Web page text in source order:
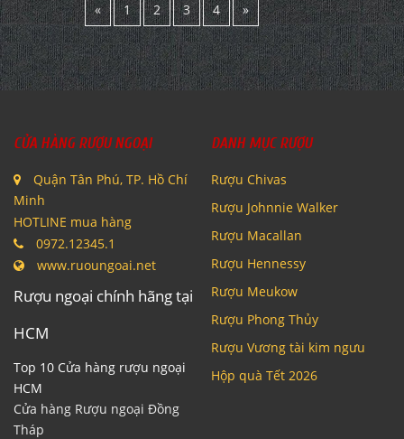
« 1 2 3 4 »
CỬA HÀNG RƯỢU NGOẠI
Quận Tân Phú, TP. Hồ Chí
Minh
HOTLINE mua hàng
0972.12345.1
www.ruoungoai.net
Rượu ngoại chính hãng tại
HCM
Top 10 Cửa hàng rượu ngoại
HCM
Cửa hàng Rượu ngoại Đồng
Tháp
DANH MỤC RƯỢU
Rượu Chivas
Rượu Johnnie Walker
Rượu Macallan
Rượu Hennessy
Rượu Meukow
Rượu Phong Thủy
Rượu Vương tài kim ngưu
Hộp quà Tết 2026